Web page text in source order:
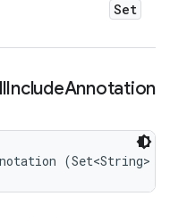
Set
IncludeAnnotation
(Set<String>